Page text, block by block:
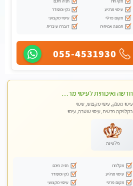
עיסוי מרגיע
נקי ומסודר
מקום פרטי
עיסוי מקצועי
תמונה אמיתית
דוברת עיברית
055-4531930
חדשה ואיכותית לעיסוי מרגיע ומפנק VIP-מומלץ לחלוטין! פרטי! ​​​​​​ Highly recommended
עיסוי מפנק, עיסוי מקצועי, עיסוי
בקלניקה פרטית, עיסוי טנטרה, עיסוי
פלטינה
מקלחת
חניה חינם
עיסוי מרגיע
נקי ומסודר
מקום פרטי
עיסוי מקצועי